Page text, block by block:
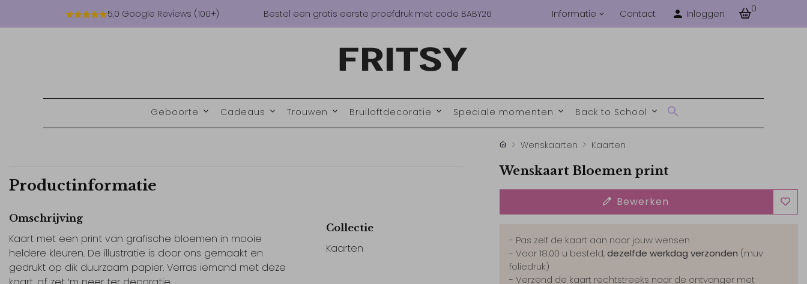
5,0 Google Reviews (100+) Bestel een gratis eerste proefdruk met code BABY26 Informatie Contact Inloggen 0
Geboorte Cadeaus Trouwen Bruiloftdecoratie Speciale momenten Back to School
Productinformatie
Omschrijving
Kaart met een print van grafische bloemen in mooie
heldere kleuren. De illustratie is door ons gemaakt en
gedrukt op dik duurzaam papier. Verras iemand met deze
Collectie
Kaarten
Wenskaarten Kaarten
Wenskaart Bloemen print
Bewerken
- Pas zelf de kaart aan naar jouw wensen
- Voor 18.00 u besteld,dezelfde werkdag verzonden (muv
foliedruk)
- Verzend de kaart rechtstreeks naar de ontvanger met